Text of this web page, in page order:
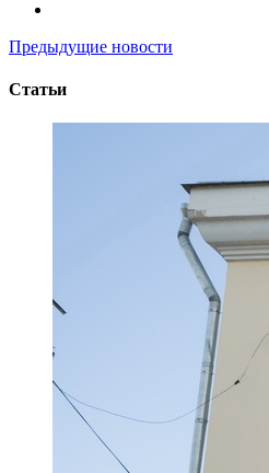
Предыдущие новости
Статьи